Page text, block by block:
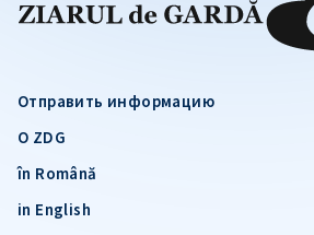
Отправить информацию
О ZDG
în Română
in English